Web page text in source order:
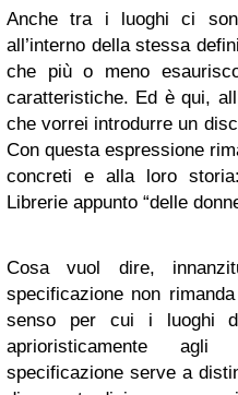
Anche tra i luoghi ci
all’interno della stessa
che più o meno
caratteristiche. Ed è qui,
che vorrei introdurre un
Con questa espressione
concreti e alla loro
Librerie appunto “delle
Cosa vuol dire,
specificazione non
senso per cui i luoghi
aprioristicamente
specificazione serve a